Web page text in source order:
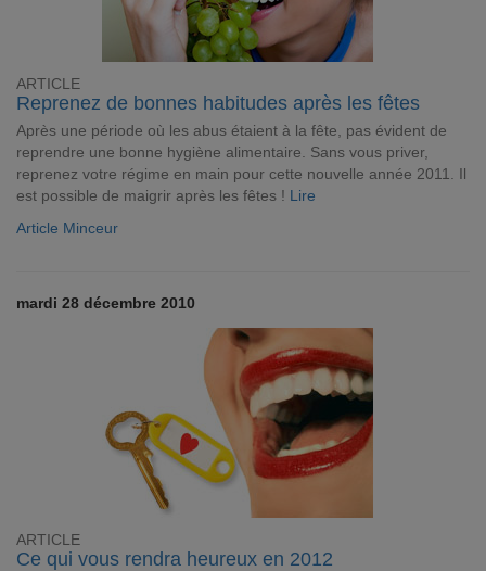
ARTICLE
Reprenez de bonnes habitudes après les fêtes
Après une période où les abus étaient à la fête, pas évident de
reprendre une bonne hygiène alimentaire. Sans vous priver,
reprenez votre régime en main pour cette nouvelle année 2011. Il
est possible de maigrir après les fêtes ! Lire
Article Minceur
mardi 28 décembre 2010
ARTICLE
Ce qui vous rendra heureux en 2012